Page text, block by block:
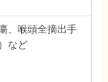
、喉頭全摘出手
など